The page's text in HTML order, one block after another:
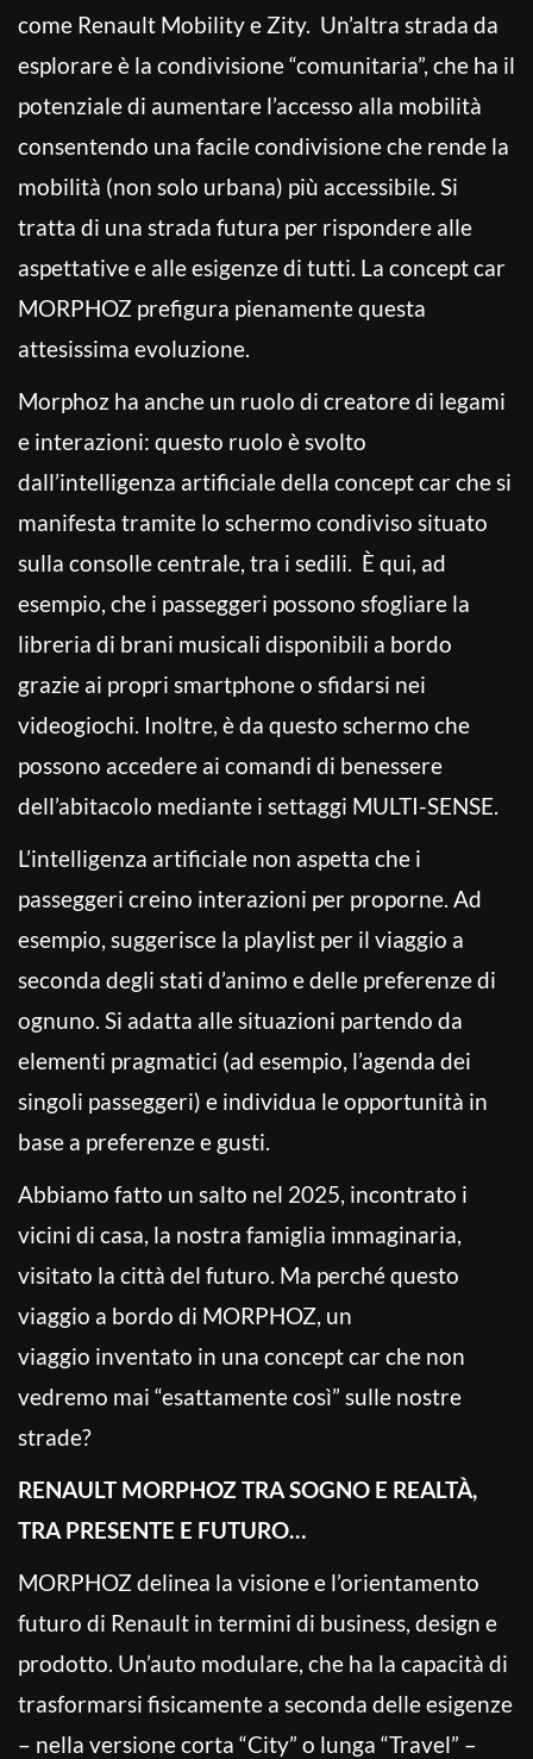
come Renault Mobility e Zity. Un’altra strada da
esplorare è la condivisione “comunitaria”, che ha il
potenziale di aumentare l’accesso alla mobilità
consentendo una facile condivisione che rende la
mobilità (non solo urbana) più accessibile. Si
tratta di una strada futura per rispondere alle
aspettative e alle esigenze di tutti. La concept car
MORPHOZ prefigura pienamente questa
attesissima evoluzione.
Morphoz ha anche un ruolo di creatore di legami
e interazioni: questo ruolo è svolto
dall’intelligenza artificiale della concept car che si
manifesta tramite lo schermo condiviso situato
sulla consolle centrale, tra i sedili. È qui, ad
esempio, che i passeggeri possono sfogliare la
libreria di brani musicali disponibili a bordo
grazie ai propri smartphone o sfidarsi nei
videogiochi. Inoltre, è da questo schermo che
possono accedere ai comandi di benessere
dell’abitacolo mediante i settaggi MULTI-SENSE.
L’intelligenza artificiale non aspetta che i
passeggeri creino interazioni per proporne. Ad
esempio, suggerisce la playlist per il viaggio a
seconda degli stati d’animo e delle preferenze di
ognuno. Si adatta alle situazioni partendo da
elementi pragmatici (ad esempio, l’agenda dei
singoli passeggeri) e individua le opportunità in
base a preferenze e gusti.
Abbiamo fatto un salto nel 2025, incontrato i
vicini di casa, la nostra famiglia immaginaria,
visitato la città del futuro. Ma perché questo
viaggio a bordo di MORPHOZ, un
viaggio inventato in una concept car che non
vedremo mai “esattamente così” sulle nostre
strade?
RENAULT MORPHOZ TRA SOGNO E REALTÀ,
TRA PRESENTE E FUTURO…
MORPHOZ delinea la visione e l’orientamento
futuro di Renault in termini di business, design e
prodotto. Un’auto modulare, che ha la capacità di
trasformarsi fisicamente a seconda delle esigenze
– nella versione corta “City” o lunga “Travel” –